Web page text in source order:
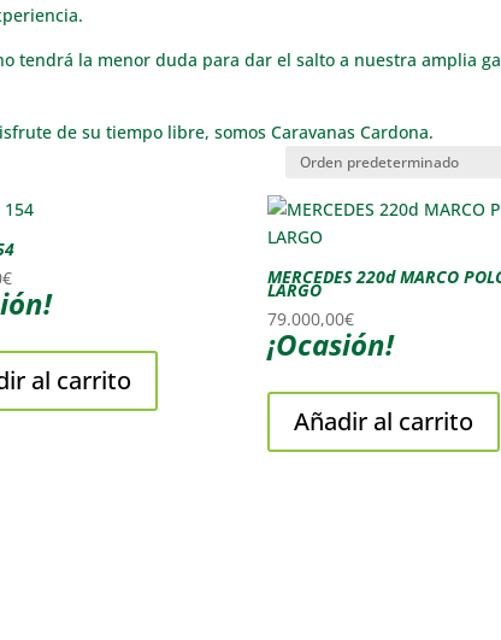
tendrá la menor duda para dar el salto a nuestra amplia
de su tiempo libre, somos Caravanas Cardona.
€
al carrito
MERCEDES 220d MARCO
LARGO
79.000,00€
¡Ocasión!
Añadir al carrito